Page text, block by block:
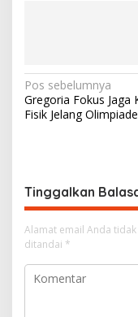
N
a
g
a
s
i
p
Pos sebelumnya
Gregoria Fokus Jaga
Fisik Jelang
Tinggalkan
Alamat email Anda
ditandai *